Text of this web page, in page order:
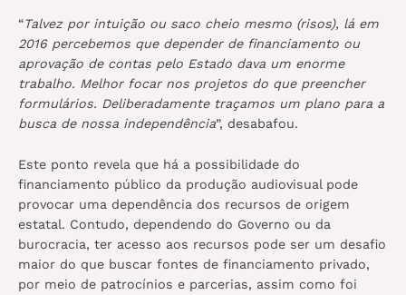
“Talvez por intuição ou saco cheio mesmo (risos), lá em
2016 percebemos que depender de financiamento ou
aprovação de contas pelo Estado dava um enorme
trabalho. Melhor focar nos projetos do que preencher
formulários. Deliberadamente traçamos um plano para a
busca de nossa independência”, desabafou.
Este ponto revela que há a possibilidade do
financiamento público da produção audiovisual pode
provocar uma dependência dos recursos de origem
estatal. Contudo, dependendo do Governo ou da
burocracia, ter acesso aos recursos pode ser um desafio
maior do que buscar fontes de financiamento privado,
por meio de patrocínios e parcerias, assim como foi